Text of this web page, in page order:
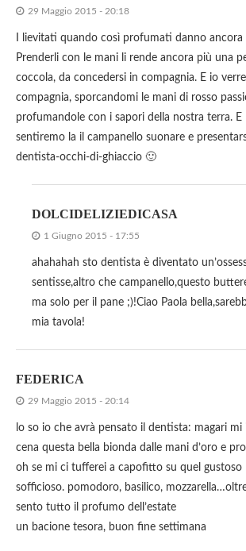
29 Maggio 2015 - 20:18
I lievitati quando così profumati danno ancora
Prenderli con le mani li rende ancora più una
coccola, da concedersi in compagnia. E io
compagnia, sporcandomi le mani di rosso
profumandole con i sapori della nostra terra. E
sentiremo la il campanello suonare e
dentista-occhi-di-ghiaccio 🙂
DOLCIDELIZIEDICASA
1 Giugno 2015 - 17:55
ahahahah sto dentista è diventato
sentisse,altro che campanello,questo
ma solo per il pane ;)!Ciao Paola
mia tavola!
FEDERICA
29 Maggio 2015 - 20:14
lo so io che avrà pensato il dentista: magari mi
cena questa bella bionda dalle mani d’oro e
oh se mi ci tufferei a capofitto su quel gustoso
sofficioso. pomodoro, basilico,
sento tutto il profumo dell’estate
un bacione tesora, buon fine settimana